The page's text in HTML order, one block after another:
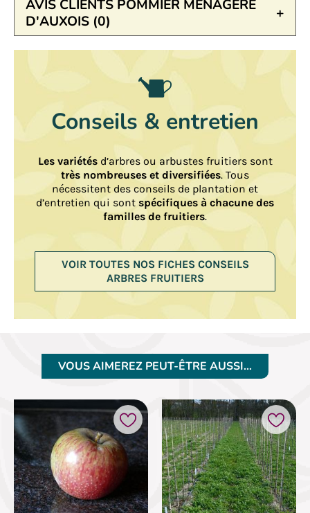
AVIS CLIENTS POMMIER MÉNAGÈRE
D'AUXOIS (0)
Conseils & entretien
Les variétésd’arbres ou arbustes fruitiers sont
très nombreuses et diversifiées. Tous
nécessitent des conseils de plantation et
d’entretien qui sont spécifiques à chacune des
familles de fruitiers.
VOIR TOUTES NOS FICHES CONSEILS
ARBRES FRUITIERS
VOUS AIMEREZ PEUT-ÊTRE AUSSI…